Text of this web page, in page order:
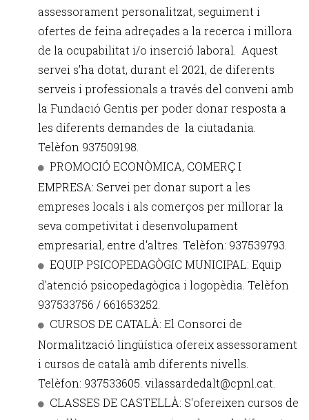
assessorament personalitzat, seguiment i
ofertes de feina adreçades a la recerca i millora
de la ocupabilitat i/o inserció laboral. Aquest
servei s'ha dotat, durant el 2021, de diferents
serveis i professionals a través del conveni amb
la Fundació Gentis per poder donar resposta a
les diferents demandes de la ciutadania.
Telèfon 937509198.
PROMOCIÓ ECONÒMICA, COMERÇ I
EMPRESA: Servei per donar suport a les
empreses locals i als comerços per millorar la
seva competivitat i desenvolupament
empresarial, entre d'altres. Telèfon: 937539793.
EQUIP PSICOPEDAGÒGIC MUNICIPAL: Equip
d'atenció psicopedagògica i logopèdia. Telèfon
937533756 / 661653252.
CURSOS DE CATALÀ: El Consorci de
Normalització lingüística ofereix assessorament
i cursos de català amb diferents nivells.
Telèfon: 937533605. vilassardedalt@cpnl.cat.
CLASSES DE CASTELLÀ: S'ofereixen cursos de